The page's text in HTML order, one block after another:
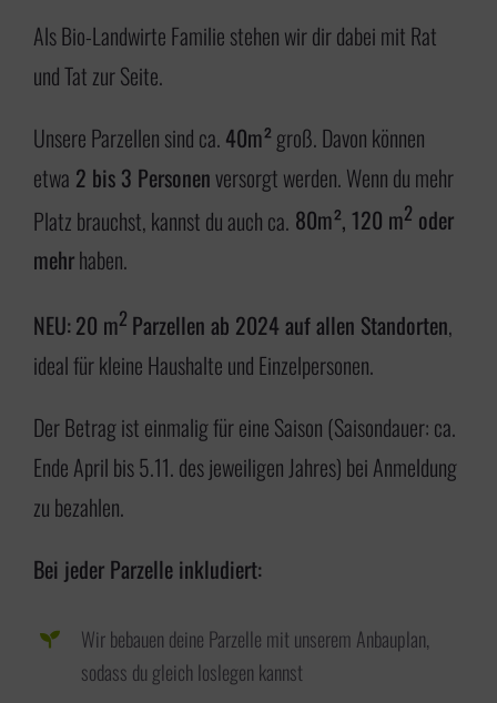
Als Bio-Landwirte Familie stehen wir dir dabei mit Rat
und Tat zur Seite.
Unsere Parzellen sind ca. 40m² groß. Davon können
etwa 2 bis 3 Personenversorgt werden. Wenn du mehr
Platz brauchst, kannst du auch ca. 80m², 120 m2 oder
mehrhaben.
NEU: 20 m2 Parzellen ab 2024 auf allen Standorten,
ideal für kleine Haushalte und Einzelpersonen.
Der Betrag ist einmalig für eine Saison (Saisondauer: ca.
Ende April bis 5.11. des jeweiligen Jahres) bei Anmeldung
zu bezahlen.
Bei jeder Parzelle inkludiert:
Wir bebauen deine Parzelle mit unserem Anbauplan,
sodass du gleich loslegen kannst